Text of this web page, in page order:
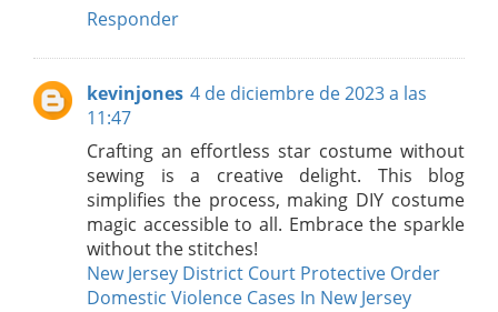
Responder
kevinjones 4 de diciembre de 2023 a las
11:47
Crafting an effortless star costume without
sewing is a creative delight. This blog
simplifies the process, making DIY costume
magic accessible to all. Embrace the sparkle
without the stitches!
New Jersey District Court Protective Order
Domestic Violence Cases In New Jersey